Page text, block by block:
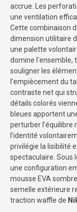
accrue. Les
une ventilation
Cette combinaison
dimension utilitaire
une palette
domine l’ensemble,
souligner les
l’empiècement du
contraste net qui
détails colorés
bleues apportent
perturber
l’identité
privilégie la lisibilité
spectaculaire. Sous
une configuration
mousse EVA
semelle extérieure
traction waffle de